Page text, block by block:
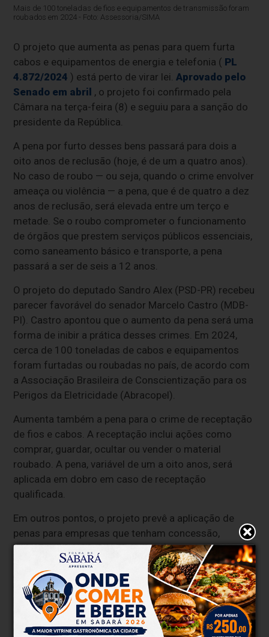
Mais de 100 toneladas de fios e equipamentos de transmissão foram
roubados em 2024 - Foto: Assessoria/SIMA
O projeto que aumenta as penas para quem furta
cabos e equipamentos de energia e telefonia ( PL
4.872/2024 ) está perto de virar lei.Aprovado pelo
Senado em abril , o projeto foi confirmado pela
Câmara na terça-feira (8) e seguiu para a sanção do
presidente da República.
A pena por furto desses bens passará para dois a
oito anos de reclusão (hoje, é de um a quatro anos).
No caso de roubo — ou seja, quando o crime envolver
ameaça ou violência — a pena, que é de quatro a dez
anos de reclusão, será elevada entre um terço e
metade. Se o roubo comprometer o funcionamento
de órgãos que prestem serviços públicos essenciais,
como saneamento básico e transporte, a pena
passará a ser de seis a 12 anos.
O projeto do deputado Sandro Alex (PSD-PR) recebeu
parecer favorável do senador Marcelo Castro (MDB-
PI). Castro apontou que o aumento da pena será uma
forma de inibir a prática desses crimes. Em 2024,
cerca de 100 toneladas de cabos e equipamentos
foram furtadas ou roubadas no país, de acordo com
a Associação Brasileira de Conscientização para os
Perigos da Eletricidade (Abracopel).
Aumenta também a pena para o crime de receptação
de fios e cabos. A receptação inclui ações como
comprar, guardar, ocultar ou vender o material
roubado. A pena, variável de um a oito anos, será
aplicada em dobro em caso de receptação
qualificada.
Em outros pontos, o projeto prevê a aplicação de
penas para empresas que tenham concessão,
autorização ou permissão para oferecer serviço de
telecomunicações que usarem fios e cabos
roubados, e dobra as penas se o crime for cometido
por ocasião de calamidade pública.
A proposta aumenta ainda as penas para o crime de
lavagem de dinheiro, que saem de três a dez anos